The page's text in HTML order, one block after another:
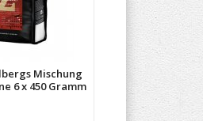
Mischung
6 x 450 Gramm